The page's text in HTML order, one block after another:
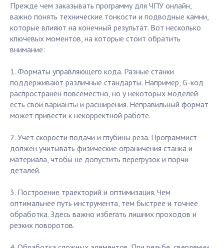
Прежде чем заказывать программу для ЧПУ онлайн,
важно понять технические тонкости и подводные камни,
которые влияют на конечный результат. Вот несколько
ключевых моментов, на которые стоит обратить
внимание:
1. Форматы управляющего кода. Разные станки
поддерживают различные стандарты. Например, G-код
распространён повсеместно, но у некоторых моделей
есть свои варианты и расширения. Неправильный формат
может привести к некорректной работе.
2. Учёт скорости подачи и глубины реза. Программист
должен учитывать физические ограничения станка и
материала, чтобы не допустить перегрузок и порчи
деталей.
3. Построение траекторий и оптимизация. Чем
оптимальнее путь инструмента, тем быстрее и точнее
обработка. Здесь важно избегать лишних проходов и
резких поворотов.